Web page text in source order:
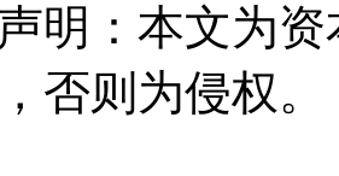
：本文为资
否则为侵权。